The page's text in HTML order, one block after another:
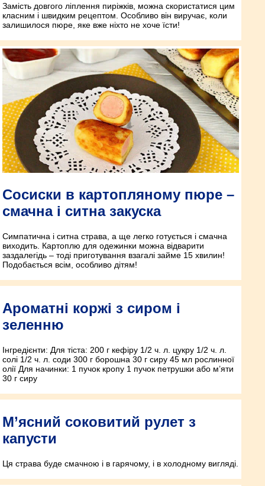
Замість довгого ліплення пиріжків, можна скористатися цим
класним і швидким рецептом. Особливо він виручає, коли
залишилося пюре, яке вже ніхто не хоче їсти!
Сосиски в картопляному пюре –
смачна і ситна закуска
Симпатична і ситна страва, а ще легко готується і смачна
виходить. Картоплю для одежинки можна відварити
заздалегідь – тоді приготування взагалі займе 15 хвилин!
Подобається всім, особливо дітям!
Ароматні коржі з сиром і
зеленню
Інгредієнти: Для тіста: 200 г кефіру 1/2 ч. л. цукру 1/2 ч. л.
солі 1/2 ч. л. соди 300 г борошна 30 г сиру 45 мл рослинної
олії Для начинки: 1 пучок кропу 1 пучок петрушки або м’яти
30 г сиру
М’ясний соковитий рулет з
капусти
Ця страва буде смачною і в гарячому, і в холодному вигляді.